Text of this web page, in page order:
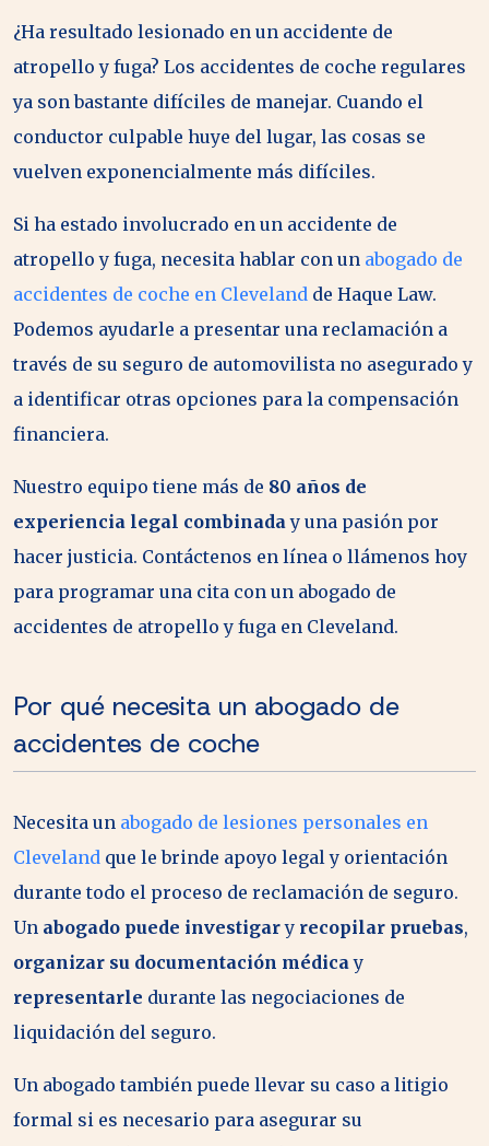
¿Ha resultado lesionado en un accidente de
atropello y fuga? Los accidentes de coche regulares
ya son bastante difíciles de manejar. Cuando el
conductor culpable huye del lugar, las cosas se
vuelven exponencialmente más difíciles.
Si ha estado involucrado en un accidente de
atropello y fuga, necesita hablar con un abogado de
accidentes de coche en Cleveland de Haque Law.
Podemos ayudarle a presentar una reclamación a
través de su seguro de automovilista no asegurado y
a identificar otras opciones para la compensación
financiera.
Nuestro equipo tiene más de 80 años de
experiencia legal combinaday una pasión por
hacer justicia. Contáctenos en línea o llámenos hoy
para programar una cita con un abogado de
accidentes de atropello y fuga en Cleveland.
Por qué necesita un abogado de
accidentes de coche
Necesita un abogado de lesiones personales en
Cleveland que le brinde apoyo legal y orientación
durante todo el proceso de reclamación de seguro.
Un abogado puede investigary recopilar pruebas,
organizar su documentación médicay
representarle durante las negociaciones de
liquidación del seguro.
Un abogado también puede llevar su caso a litigio
formal si es necesario para asegurar su